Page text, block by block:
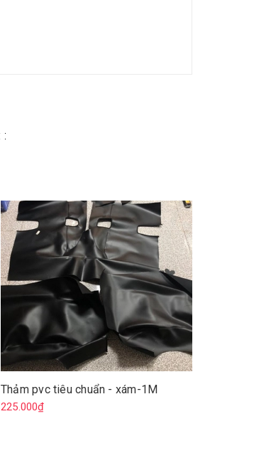
Thảm pvc tiêu chuẩn - xám-1M
225.000₫